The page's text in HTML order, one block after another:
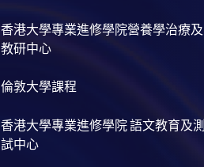
香港大學專業進修學院營養學治療及
教研中心
倫敦大學課程
香港大學專業進修學院 語文教育及測
試中心